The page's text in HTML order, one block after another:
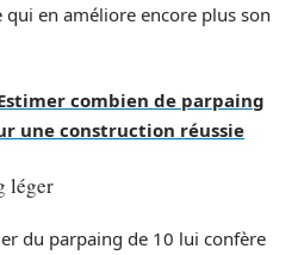
qui en améliore encore plus son
combien de parpaing
une construction réussie
léger
du parpaing de 10 lui confère